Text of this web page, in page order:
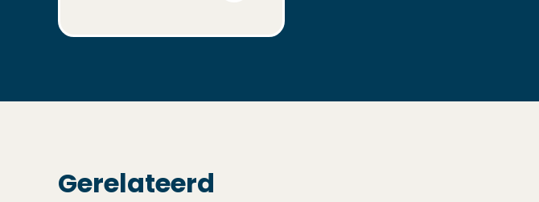
Gerelateerd